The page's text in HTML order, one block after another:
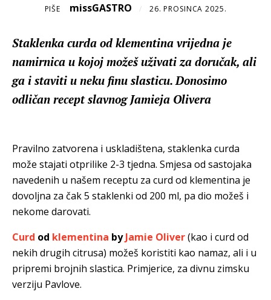
PIŠE missGASTRO / 26. PROSINCA 2025.
Staklenka curda od klementina vrijedna je
namirnica u kojoj možeš uživati za doručak, ali
ga i staviti u neku finu slasticu. Donosimo
odličan recept slavnog Jamieja Olivera
Pravilno zatvorena i uskladištena, staklenka curda
može stajati otprilike 2-3 tjedna. Smjesa od sastojaka
navedenih u našem receptu za curd od klementina je
dovoljna za čak 5 staklenki od 200 ml, pa dio možeš i
nekome darovati.
Curd od klementina byJamie Oliver(kao i curd od
nekih drugih citrusa) možeš koristiti kao namaz, ali i u
pripremi brojnih slastica. Primjerice, za divnu zimsku
verziju Pavlove.